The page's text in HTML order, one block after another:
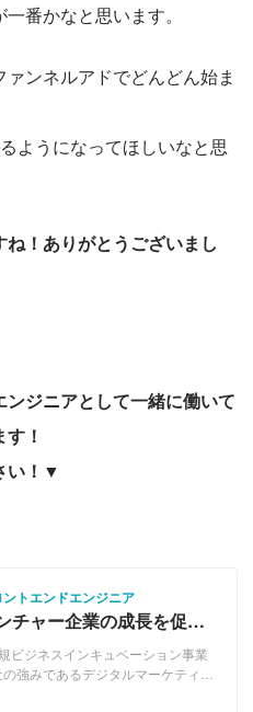
番かなと思います。
ンネルアドでどんどん始ま
ようになってほしいなと思
！ありがとうございまし
ジニアとして一緒に働いて
！
い！▼
ントエンドエンジニア
チャー企業の成長を促進
、フロントエンドエンジ
職募集
ビジネスインキュベーション事業
強みであるデジタルマーケティン